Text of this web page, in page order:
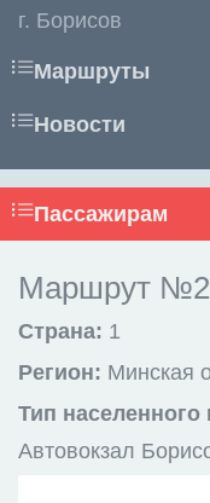
г. Борисов
Маршруты
Новости
Пассажирам
Маршрут
Страна: 1
Регион: Минская
Тип населенного
Автовокзал